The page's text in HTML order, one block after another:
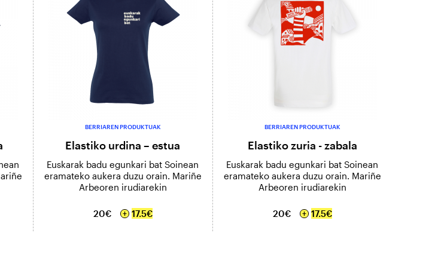
BERRIAREN PRODUKTUAK
Elastiko urdina – estua
Euskarak badu egunkari bat Soinean
eramateko aukera duzu orain. Mariñe
Arbeoren irudiarekin
20€ 17.5€
BERRIAREN PRODUKTUAK
Elastiko zuria - zabala
Euskarak badu egunkari bat Soinean
eramateko aukera duzu orain. Mariñe
Arbeoren irudiarekin
20€ 17.5€